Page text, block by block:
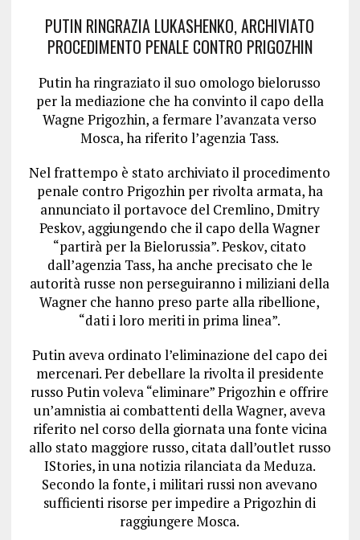
PUTIN RINGRAZIA LUKASHENKO, ARCHIVIATO
PROCEDIMENTO PENALE CONTRO PRIGOZHIN
Putin ha ringraziato il suo omologo bielorusso
per la mediazione che ha convinto il capo della
Wagne Prigozhin, a fermare l’avanzata verso
Mosca, ha riferito l’agenzia Tass.
Nel frattempo è stato archiviato il procedimento
penale contro Prigozhin per rivolta armata, ha
annunciato il portavoce del Cremlino, Dmitry
Peskov, aggiungendo che il capo della Wagner
“partirà per la Bielorussia”. Peskov, citato
dall’agenzia Tass, ha anche precisato che le
autorità russe non perseguiranno i miliziani della
Wagner che hanno preso parte alla ribellione,
“dati i loro meriti in prima linea”.
Putin aveva ordinato l’eliminazione del capo dei
mercenari. Per debellare la rivolta il presidente
russo Putin voleva “eliminare” Prigozhin e offrire
un’amnistia ai combattenti della Wagner, aveva
riferito nel corso della giornata una fonte vicina
allo stato maggiore russo, citata dall’outlet russo
IStories, in una notizia rilanciata da Meduza.
Secondo la fonte, i militari russi non avevano
sufficienti risorse per impedire a Prigozhin di
raggiungere Mosca.